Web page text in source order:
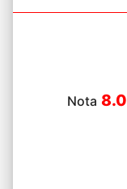
Nota 8.0